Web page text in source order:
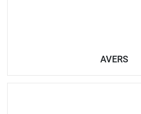
AVERS